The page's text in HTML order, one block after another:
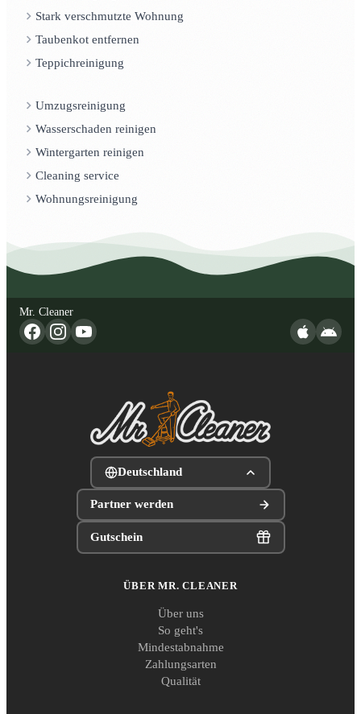
Stark verschmutzte Wohnung
Taubenkot entfernen
Teppichreinigung
Umzugsreinigung
Wasserschaden reinigen
Wintergarten reinigen
Cleaning service
Wohnungsreinigung
Mr. Cleaner
Deutschland
Partner werden
Gutschein
ÜBER MR. CLEANER
Über uns
So geht's
Mindestabnahme
Zahlungsarten
Qualität